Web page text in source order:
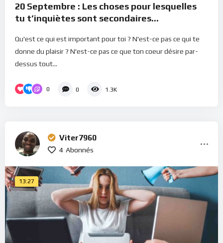
20 Septembre : Les choses pour lesquelles
tu t’inquiètes sont secondaires
Qu'est ce qui est important pour toi ? N'est-ce pas ce qui te
donne du plaisir ? N'est-ce pas ce que ton coeur désire par-
dessus tout...
0 0 1.3K
Viter7960
4 Abonnés
13:27